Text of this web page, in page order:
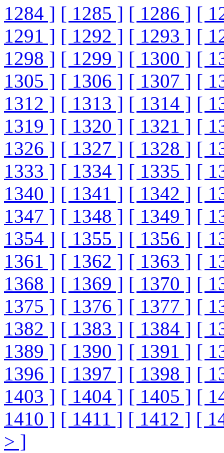
1284 ] [ 1285 ] [ 1286 ] [
1291 ] [ 1292 ] [ 1293 ] [
1298 ] [ 1299 ] [ 1300 ] [
1305 ] [ 1306 ] [ 1307 ] [
1312 ] [ 1313 ] [ 1314 ] [
1319 ] [ 1320 ] [ 1321 ] [
1326 ] [ 1327 ] [ 1328 ] [
1333 ] [ 1334 ] [ 1335 ] [
1340 ] [ 1341 ] [ 1342 ] [
1347 ] [ 1348 ] [ 1349 ] [
1354 ] [ 1355 ] [ 1356 ] [
1361 ] [ 1362 ] [ 1363 ] [
1368 ] [ 1369 ] [ 1370 ] [
1375 ] [ 1376 ] [ 1377 ] [
1382 ] [ 1383 ] [ 1384 ] [
1389 ] [ 1390 ] [ 1391 ] [
1396 ] [ 1397 ] [ 1398 ] [
1403 ] [ 1404 ] [ 1405 ] [
1410 ] [ 1411 ] [ 1412 ] [
> ]